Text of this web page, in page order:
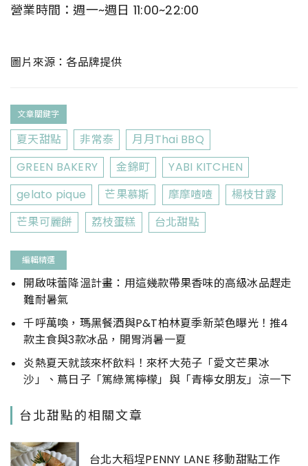
營業時間：週一~週日 11:00~22:00
圖片來源：各品牌提供
文章關鍵字
夏天甜點 非常泰
月月Thai BBQ
GREEN BAKERY
金錦町
YABI KITCHEN
gelato pique
芒果慕斯 摩摩喳喳
楊枝甘露
芒果可麗餅
荔枝蛋糕 台北甜點
編輯精選
開啟味蕾降溫計畫：用這幾款帶果香味的高級冰品趕走
難耐暑氣
千呼萬喚，瑪黑餐酒與P&T柏林夏季新菜色曝光！推4
款主食與3款冰品，開胃消暑一夏
炎熱夏天就該來杯飲料！來杯大苑子「愛文芒果冰
沙」、蔦日子「篤綠篤檸檬」與「青檸女朋友」涼一下
台北甜點的相關文章
台北大稻埕PENNY LANE 移動甜點工作